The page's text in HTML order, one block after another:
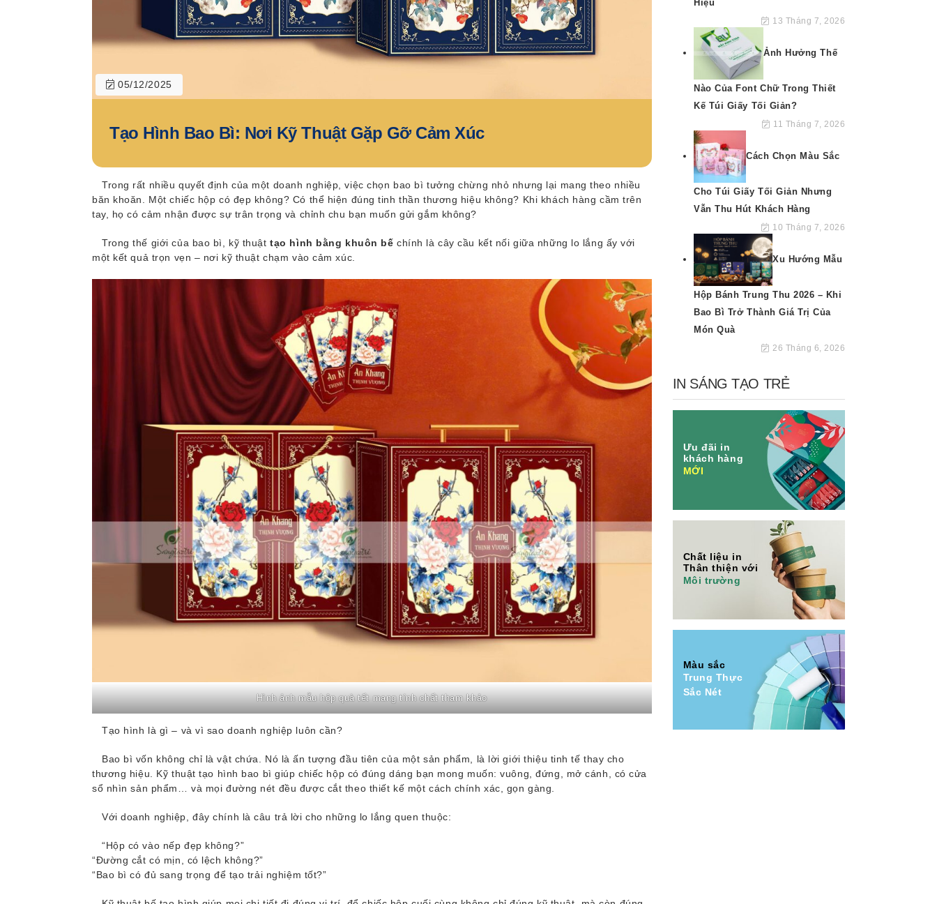
05/12/2025
Tạo Hình Bao Bì: Nơi Kỹ Thuật Gặp Gỡ Cảm Xúc
Trong rất nhiều quyết định của một doanh nghiệp, việc chọn bao bì tưởng chừng nhỏ nhưng lại mang theo nhiều
băn khoăn. Một chiếc hộp có đẹp không? Có thể hiện đúng tinh thần thương hiệu không? Khi khách hàng cầm trên
tay, họ có cảm nhận được sự trân trọng và chỉnh chu bạn muốn gửi gắm không?
Trong thế giới của bao bì, kỹ thuậttạo hình bằng khuôn bế chính là cây cầu kết nối giữa những lo lắng ấy với
một kết quả trọn vẹn – nơi kỹ thuật chạm vào cảm xúc.
Hình ảnh mẫu hộp quà tết mang tính chất tham khảo
Tạo hình là gì – và vì sao doanh nghiệp luôn cần?
Bao bì vốn không chỉ là vật chứa. Nó là ấn tượng đầu tiên của một sản phẩm, là lời giới thiệu tinh tế thay cho
thương hiệu. Kỹ thuật tạo hình bao bì giúp chiếc hộp có đúng dáng bạn mong muốn: vuông, đứng, mở cánh, có cửa
sổ nhìn sản phẩm… và mọi đường nét đều được cắt theo thiết kế một cách chính xác, gọn gàng.
Với doanh nghiệp, đây chính là câu trả lời cho những lo lắng quen thuộc:
“Hộp có vào nếp đẹp không?”
“Đường cắt có mịn, có lệch không?”
“Bao bì có đủ sang trọng để tạo trải nghiệm tốt?”
Hiệu
13 Tháng 7, 2026
Ảnh Hưởng Thế
Nào Của Font Chữ Trong Thiết
Kế Túi Giấy Tối Giản?
11 Tháng 7, 2026
Cách Chọn Màu Sắc
Cho Túi Giấy Tối Giản Nhưng
Vẫn Thu Hút Khách Hàng
10 Tháng 7, 2026
Xu Hướng Mẫu
Hộp Bánh Trung Thu 2026 – Khi
Bao Bì Trở Thành Giá Trị Của
Món Quà
26 Tháng 6, 2026
IN SÁNG TẠO TRẺ
Ưu đãi in
khách hàng
MỚI
Chất liệu in
Thân thiện với
Môi trường
Màu sắc
Trung Thực
Sắc Nét